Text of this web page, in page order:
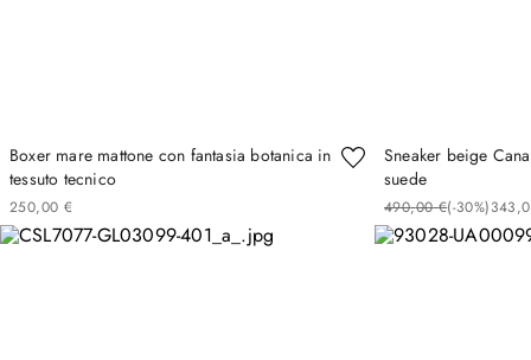
Boxer mare mattone con fantasia botanica in
tessuto tecnico
250,00 €
Sneaker beige
suede
490,00 €(-30%)343,